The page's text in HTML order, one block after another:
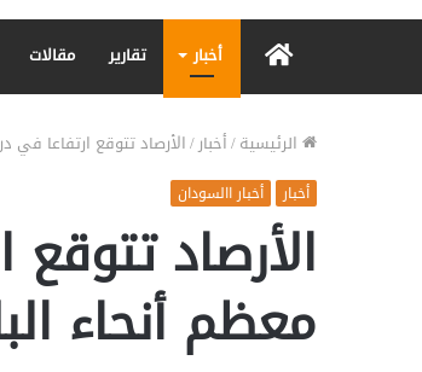
الرئيسيةأخبار تقارير مقالات
الرئيسية/أخبار/الأرصاد تتوقع ارتفاعا في
أخبار أخبار االسودان
الأرصاد
معظم أنحاء